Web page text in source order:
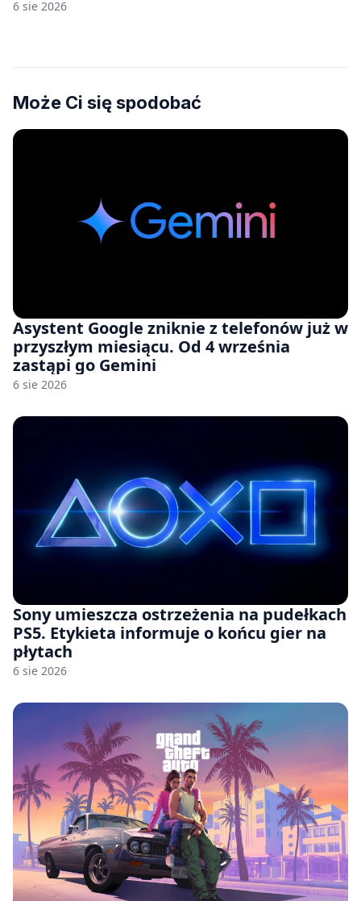
nam przy tym komputery z 8 GB RAM po
6 sie 2026
Może Ci się spodobać
Asystent Google zniknie z telefonów już w
przyszłym miesiącu. Od 4 września
zastąpi go Gemini
6 sie 2026
Sony umieszcza ostrzeżenia na pudełkach
PS5. Etykieta informuje o końcu gier na
płytach
6 sie 2026